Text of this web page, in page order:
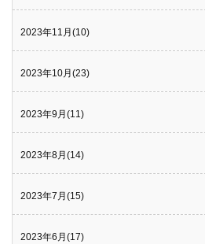
2023年11月(10)
2023年10月(23)
2023年9月(11)
2023年8月(14)
2023年7月(15)
2023年6月(17)